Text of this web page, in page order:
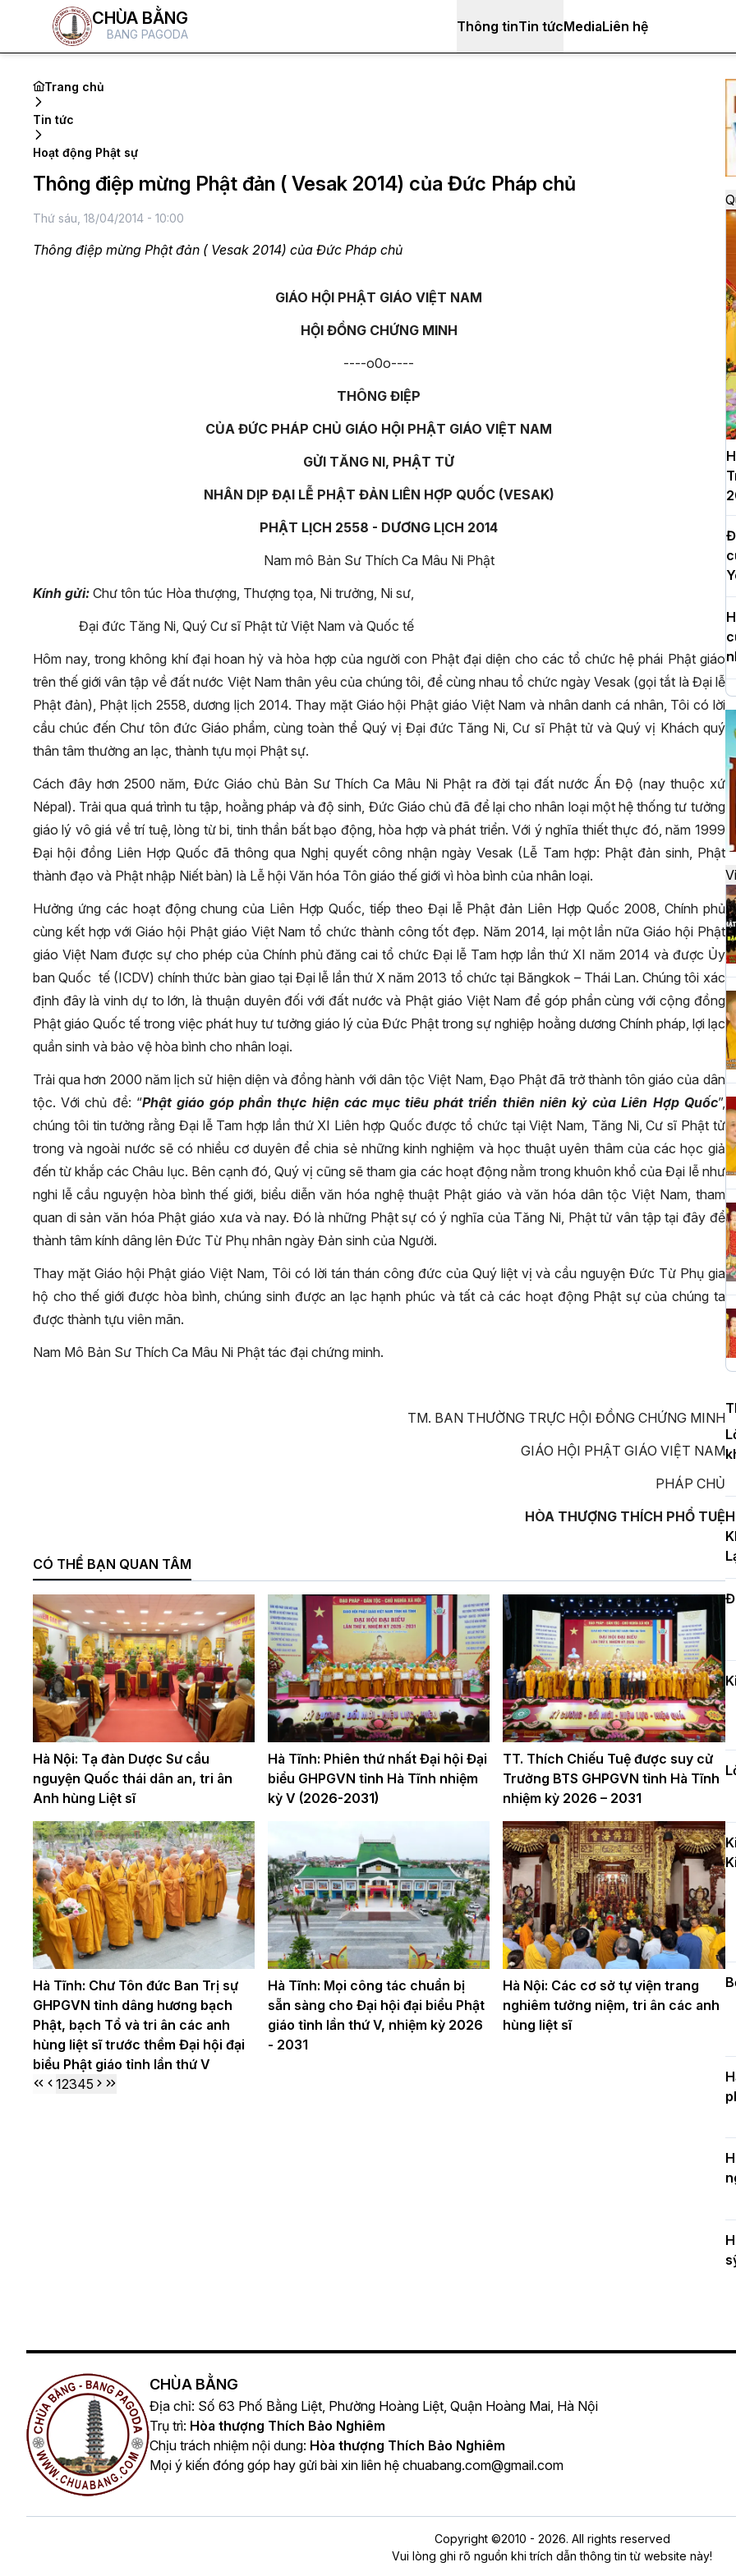
CHÙA BẰNG
BANG PAGODA Thông tinTin tứcMediaLiên hệ
Trang chủ
Tin tức
Hoạt động Phật sự
Thông điệp mừng Phật đản ( Vesak 2014) của Đức Pháp chủ
Thứ sáu, 18/04/2014 - 10:00
Thông điệp mừng Phật đản ( Vesak 2014) của Đức Pháp chủ
GIÁO HỘI PHẬT GIÁO VIỆT NAM
HỘI ĐỒNG CHỨNG MINH
----o0o----
THÔNG ĐIỆP
CỦA ĐỨC PHÁP CHỦ GIÁO HỘI PHẬT GIÁO VIỆT NAM
GỬI TĂNG NI, PHẬT TỬ
NHÂN DỊP ĐẠI LỄ PHẬT ĐẢN LIÊN HỢP QUỐC (VESAK)
PHẬT LỊCH 2558 - DƯƠNG LỊCH 2014
Nam mô Bản Sư Thích Ca Mâu Ni Phật
Kính gửi: Chư tôn túc Hòa thượng, Thượng tọa, Ni trưởng, Ni sư,
Đại đức Tăng Ni, Quý Cư sĩ Phật tử Việt Nam và Quốc tế
Hôm nay, trong không khí đại hoan hỷ và hòa hợp của người con Phật đại diện cho các tổ chức hệ phái Phật giáo
trên thế giới vân tập về đất nước Việt Nam thân yêu của chúng tôi, để cùng nhau tổ chức ngày Vesak (gọi tắt là Đại lễ
Phật đản), Phật lịch 2558, dương lịch 2014. Thay mặt Giáo hội Phật giáo Việt Nam và nhân danh cá nhân, Tôi có lời
cầu chúc đến Chư tôn đức Giáo phẩm, cùng toàn thể Quý vị Đại đức Tăng Ni, Cư sĩ Phật tử và Quý vị Khách quý
thân tâm thường an lạc, thành tựu mọi Phật sự.
Cách đây hơn 2500 năm, Đức Giáo chủ Bản Sư Thích Ca Mâu Ni Phật ra đời tại đất nước Ấn Độ (nay thuộc xứ
Népal). Trải qua quá trình tu tập, hoằng pháp và độ sinh, Đức Giáo chủ đã để lại cho nhân loại một hệ thống tư tưởng
giáo lý vô giá về trí tuệ, lòng từ bi, tinh thần bất bạo động, hòa hợp và phát triển. Với ý nghĩa thiết thực đó, năm 1999
Đại hội đồng Liên Hợp Quốc đã thông qua Nghị quyết công nhận ngày Vesak (Lễ Tam hợp: Phật đản sinh, Phật
thành đạo và Phật nhập Niết bàn) là Lễ hội Văn hóa Tôn giáo thế giới vì hòa bình của nhân loại.
Hưởng ứng các hoạt động chung của Liên Hợp Quốc, tiếp theo Đại lễ Phật đản Liên Hợp Quốc 2008, Chính phủ
cùng kết hợp với Giáo hội Phật giáo Việt Nam tổ chức thành công tốt đẹp. Năm 2014, lại một lần nữa Giáo hội Phật
giáo Việt Nam được sự cho phép của Chính phủ đăng cai tổ chức Đại lễ Tam hợp lần thứ XI năm 2014 và được Ủy
ban Quốc tế (ICDV) chính thức bàn giao tại Đại lễ lần thứ X năm 2013 tổ chức tại Băngkok – Thái Lan. Chúng tôi xác
định đây là vinh dự to lớn, là thuận duyên đối với đất nước và Phật giáo Việt Nam để góp phần cùng với cộng đồng
Phật giáo Quốc tế trong việc phát huy tư tưởng giáo lý của Đức Phật trong sự nghiệp hoằng dương Chính pháp, lợi lạc
quần sinh và bảo vệ hòa bình cho nhân loại.
Trải qua hơn 2000 năm lịch sử hiện diện và đồng hành với dân tộc Việt Nam, Đạo Phật đã trở thành tôn giáo của dân
tộc. Với chủ đề: “Phật giáo góp phần thực hiện các mục tiêu phát triển thiên niên kỷ của Liên Hợp Quốc”,
chúng tôi tin tưởng rằng Đại lễ Tam hợp lần thứ XI Liên hợp Quốc được tổ chức tại Việt Nam, Tăng Ni, Cư sĩ Phật tử
trong và ngoài nước sẽ có nhiều cơ duyên để chia sẻ những kinh nghiệm và học thuật uyên thâm của các học giả
đến từ khắp các Châu lục. Bên cạnh đó, Quý vị cũng sẽ tham gia các hoạt động nằm trong khuôn khổ của Đại lễ như
nghi lễ cầu nguyện hòa bình thế giới, biểu diễn văn hóa nghệ thuật Phật giáo và văn hóa dân tộc Việt Nam, tham
quan di sản văn hóa Phật giáo xưa và nay. Đó là những Phật sự có ý nghĩa của Tăng Ni, Phật tử vân tập tại đây để
thành tâm kính dâng lên Đức Từ Phụ nhân ngày Đản sinh của Người.
Thay mặt Giáo hội Phật giáo Việt Nam, Tôi có lời tán thán công đức của Quý liệt vị và cầu nguyện Đức Từ Phụ gia
hộ cho thế giới được hòa bình, chúng sinh được an lạc hạnh phúc và tất cả các hoạt động Phật sự của chúng ta
được thành tựu viên mãn.
Nam Mô Bản Sư Thích Ca Mâu Ni Phật tác đại chứng minh.
TM. BAN THƯỜNG TRỰC HỘI ĐỒNG CHỨNG MINH
GIÁO HỘI PHẬT GIÁO VIỆT NAM
PHÁP CHỦ
HÒA THƯỢNG THÍCH PHỔ TUỆ
CÓ THỂ BẠN QUAN TÂM
Hà Nội: Tạ đàn Dược Sư cầu
nguyện Quốc thái dân an, tri ân
Anh hùng Liệt sĩ
Hà Tĩnh: Phiên thứ nhất Đại hội Đại
biểu GHPGVN tỉnh Hà Tĩnh nhiệm
kỳ V (2026-2031)
TT. Thích Chiếu Tuệ được suy cử
Trưởng BTS GHPGVN tỉnh Hà Tĩnh
nhiệm kỳ 2026 – 2031
Hà Tĩnh: Chư Tôn đức Ban Trị sự
GHPGVN tỉnh dâng hương bạch
Phật, bạch Tổ và tri ân các anh
hùng liệt sĩ trước thềm Đại hội đại
biểu Phật giáo tỉnh lần thứ V
Hà Tĩnh: Mọi công tác chuẩn bị
sẵn sàng cho Đại hội đại biểu Phật
giáo tỉnh lần thứ V, nhiệm kỳ 2026
- 2031
Hà Nội: Các cơ sở tự viện trang
nghiêm tưởng niệm, tri ân các anh
hùng liệt sĩ
12345
CHÙA BẰNG
Địa chỉ: Số 63 Phố Bằng Liệt, Phường Hoàng Liệt, Quận Hoàng Mai, Hà Nội
Trụ trì: Hòa thượng Thích Bảo Nghiêm
Chịu trách nhiệm nội dung: Hòa thượng Thích Bảo Nghiêm
Mọi ý kiến đóng góp hay gửi bài xin liên hệ chuabang.com@gmail.com
Copyright ©2010 - 2026. All rights reserved
Vui lòng ghi rõ nguồn khi trích dẫn thông tin từ website này!